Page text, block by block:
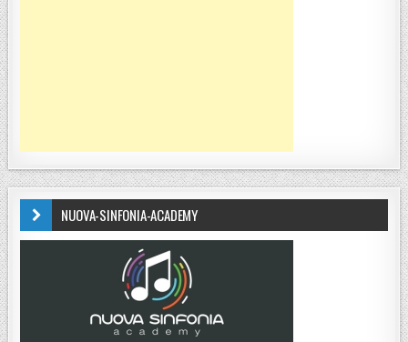
NUOVA-SINFONIA-ACADEMY